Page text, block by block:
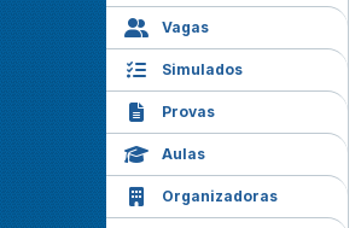
Vagas
Simulados
Provas
Aulas
Organizadoras